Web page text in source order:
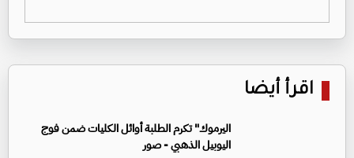
اقرأ أيضا
اليرموك" تكرم الطلبة أوائل الكليات ضمن فوج
اليوبيل الذهبي - صور